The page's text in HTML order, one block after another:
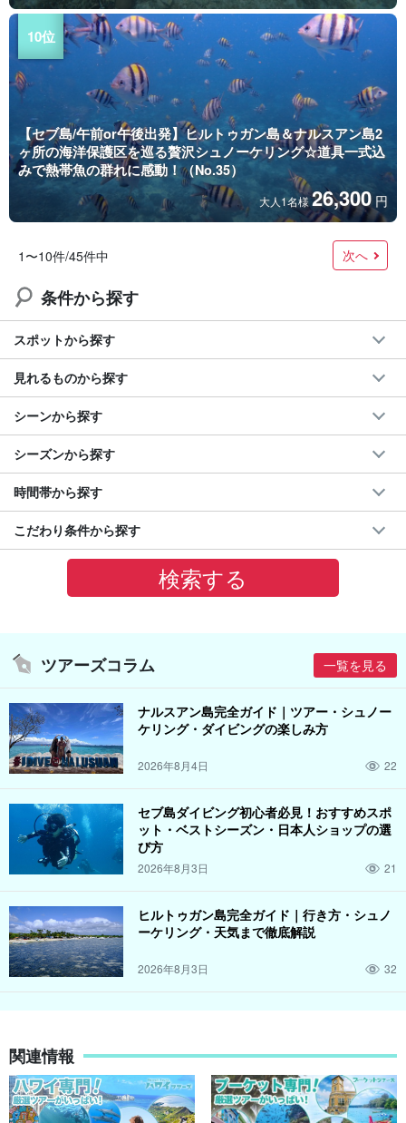
【セブ島/午前or午後出発】ヒルトゥガン島＆ナルスアン島2
ヶ所の海洋保護区を巡る贅沢シュノーケリング☆道具一式込
みで熱帯魚の群れに感動！（No.35）
大人1名様26,300 円
1〜10件/45件中 次へ
条件から探す
スポットから探す
見れるものから探す
シーンから探す
シーズンから探す
時間帯から探す
こだわり条件から探す
ツアーズコラム 一覧を見る
ナルスアン島完全ガイド｜ツアー・シュノー
ケリング・ダイビングの楽しみ方
2026年8月4日 22
セブ島ダイビング初心者必見！おすすめスポ
ット・ベストシーズン・日本人ショップの選
び方
2026年8月3日 21
ヒルトゥガン島完全ガイド｜行き方・シュノ
ーケリング・天気まで徹底解説
2026年8月3日 32
関連情報